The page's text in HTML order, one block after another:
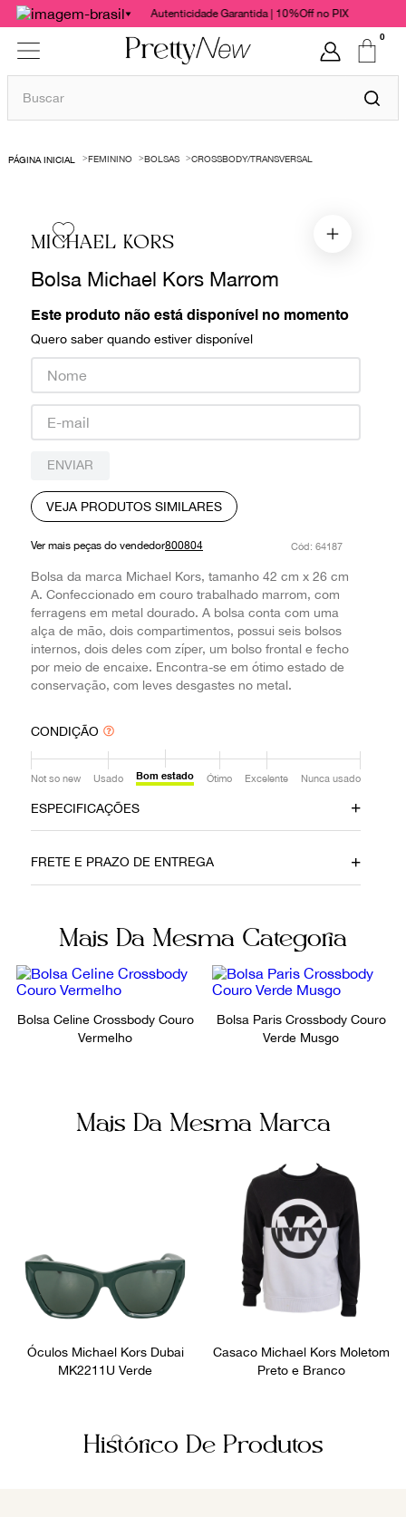
Autenticidade Garantida | 10%Off no PIX
0
Buscar
FEMININO BOLSAS CROSSBODY/TRANSVERSAL
MICHAEL KORS
Bolsa Michael Kors Marrom
Este produto não está disponível no momento
Quero saber quando estiver disponível
ENVIAR
VEJA PRODUTOS SIMILARES
Ver mais peças do vendedor800804 : 64187
Bolsa da marca Michael Kors, tamanho 42 cm x 26 cm
A. Confeccionado em couro trabalhado marrom, com
ferragens em metal dourado. A bolsa conta com uma
alça de mão, dois compartimentos, possui seis bolsos
internos, dois deles com zíper, um bolso frontal e fecho
por meio de encaixe. Encontra-se em ótimo estado de
conservação, com leves desgastes no metal.
CONDIÇÃO
Not so new Usado Bom estado Ótimo Excelente Nunca usado
ESPECIFICAÇÕES
05042021 Couro
Marrom Encaixe
Itens Inclusos Fornecedor
Ocasião
FRETE E PRAZO DE ENTREGA
Não sei meu CEP
Mais Da Mesma Categoria
Bolsa Celine Crossbody Couro
Vermelho
Bolsa Paris Crossbody Couro
Verde Musgo
Mais Da Mesma Marca
Óculos Michael Kors Dubai
MK2211U Verde
Casaco Michael Kors Moletom
Preto e Branco
Histórico De Produtos
1º
bolsas
chanel
valentino
paula raia
burberry
prada